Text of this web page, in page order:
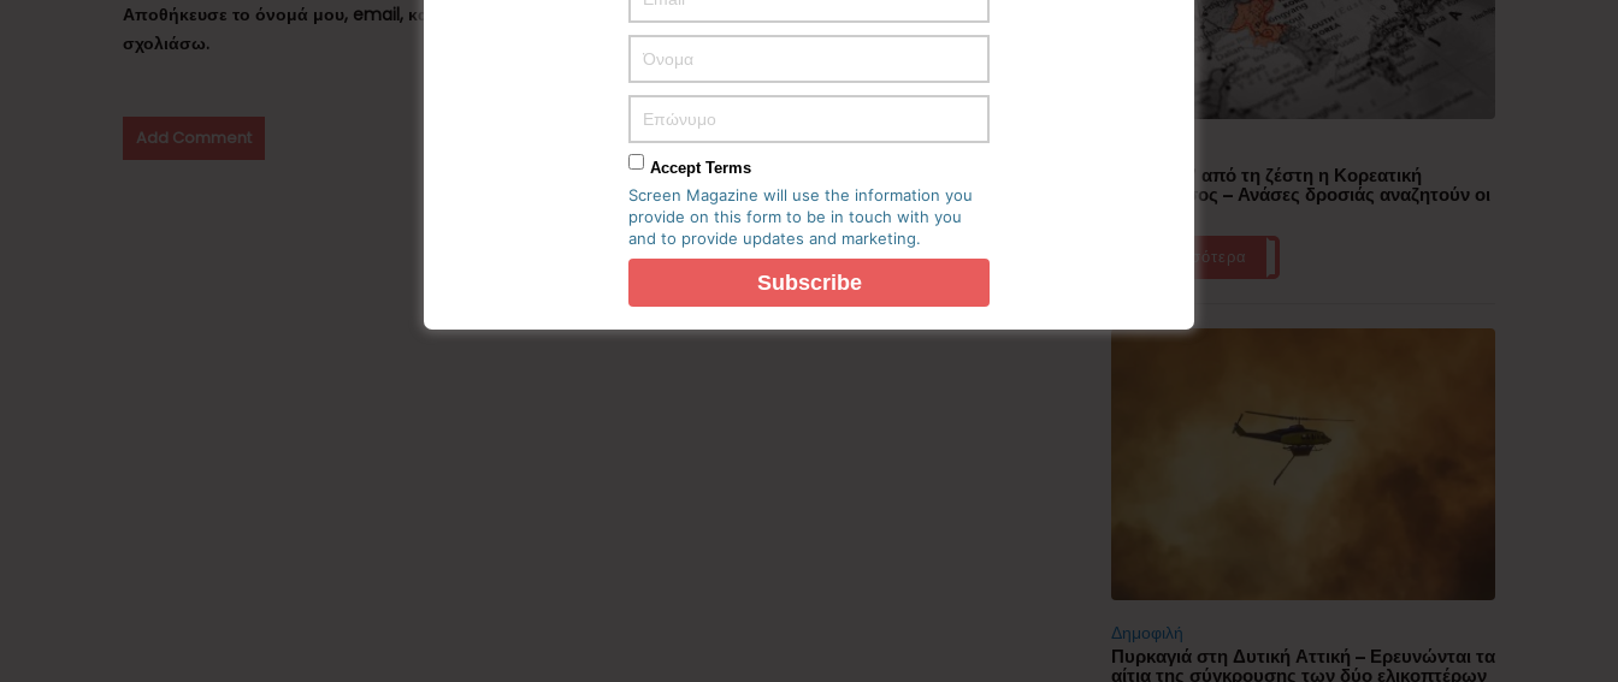
Αποθήκευσε το όνομά μου, email, και τον ιστότοπο μου σε αυτόν τον πλοηγό για την επόμενη φορά που θα
σχολιάσω.
“Έλιωσε” από τη ζέστη η Κορεατική
Χερσόνησος – Ανάσες δροσιάς αναζητούν οι
Περισσότερα
Δημοφιλή
Πυρκαγιά στη Δυτική Αττική – Ερευνώνται τα
αίτια της σύγκρουσης των δύο ελικοπτέρων
Accept Terms
Screen Magazine will use the information you
provide on this form to be in touch with you
and to provide updates and marketing.